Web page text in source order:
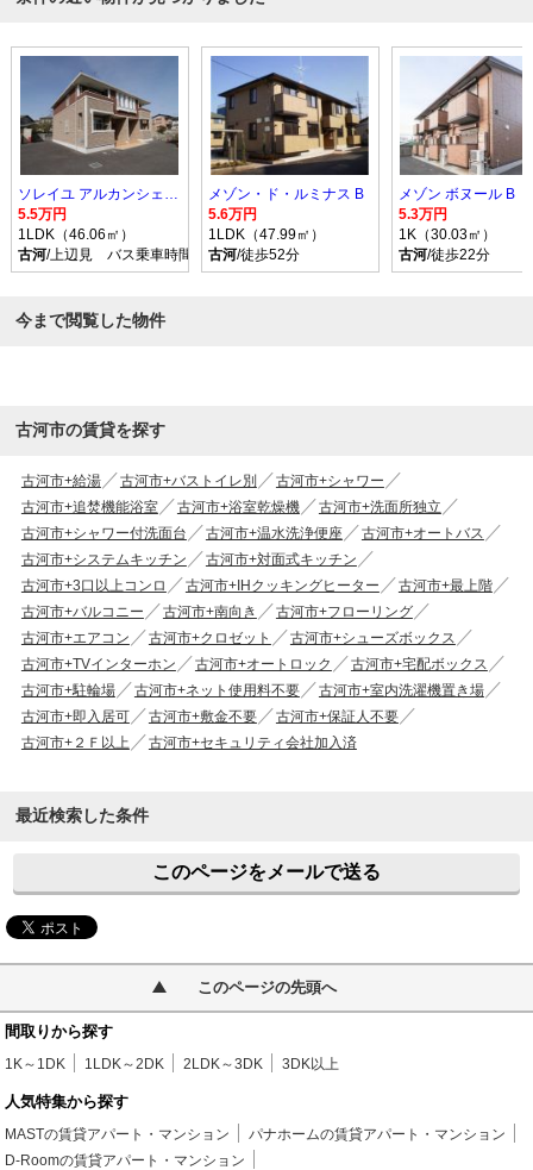
ソレイユ アルカンシェル Ｂ
5.5万円
1LDK（46.06㎡）
古河/上辺見 バス乗車時間10分 停歩9分
メゾン・ド・ルミナス B
5.6万円
1LDK（47.99㎡）
古河/徒歩52分
メゾン ボヌール B
5.3万円
1K（30.03㎡）
古河/徒歩22分
今まで閲覧した物件
古河市の賃貸を探す
古河市+給湯 古河市+バストイレ別
古河市+シャワー
古河市+追焚機能浴室
古河市+浴室乾燥機
古河市+洗面所独立
古河市+シャワー付洗面台
古河市+温水洗浄便座
古河市+オートバス
古河市+システムキッチン
古河市+対面式キッチン
古河市+3口以上コンロ
古河市+IHクッキングヒーター
古河市+最上階
古河市+バルコニー
古河市+南向き
古河市+フローリング
古河市+エアコン
古河市+クロゼット
古河市+シューズボックス
古河市+TVインターホン
古河市+オートロック
古河市+宅配ボックス
古河市+駐輪場
古河市+ネット使用料不要
古河市+室内洗濯機置き場
古河市+即入居可
古河市+敷金不要
古河市+保証人不要
古河市+２Ｆ以上
古河市+セキュリティ会社加入済
最近検索した条件
このページをメールで送る
このページの先頭へ
間取りから探す
1K～1DK 1LDK～2DK 2LDK～3DK 3DK以上
人気特集から探す
MASTの賃貸アパート・マンション
パナホームの賃貸アパート・マンション
D-Roomの賃貸アパート・マンション